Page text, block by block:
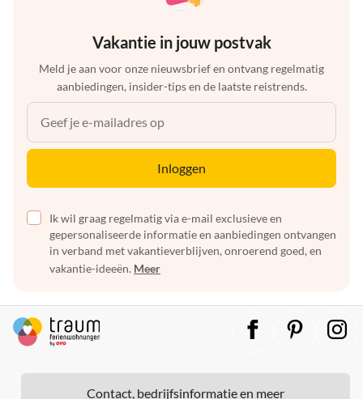
Vakantie in jouw postvak
Meld je aan voor onze nieuwsbrief en ontvang regelmatig
aanbiedingen, insider-tips en de laatste reistrends.
Inloggen
Ik wil graag regelmatig via e-mail exclusieve en
gepersonaliseerde informatie en aanbiedingen ontvangen
in verband met vakantieverblijven, onroerend goed, en
vakantie-ideeën. Meer
Contact, bedrijfsinformatie en meer